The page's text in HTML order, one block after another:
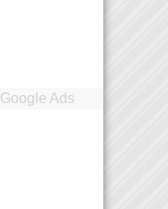
Google Ads